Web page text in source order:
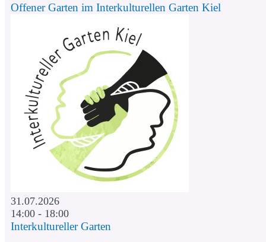
Offener Garten im Interkulturellen Garten Kiel
31.07.2026
14:00 - 18:00
Interkultureller Garten